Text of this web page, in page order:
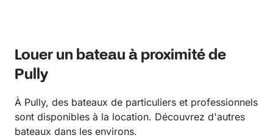
Louer un bateau à proximité de
Pully
À Pully, des bateaux de particuliers et professionnels
sont disponibles à la location. Découvrez d'autres
bateaux dans les environs.